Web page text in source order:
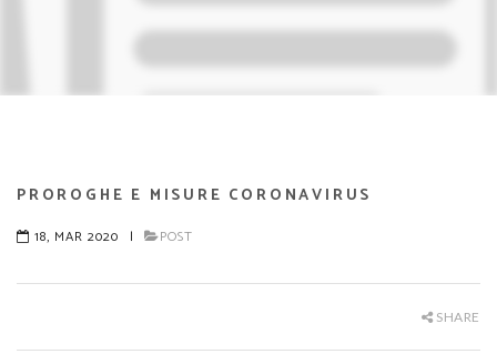
PROROGHE E MISURE CORONAVIRUS
18, MAR 2020 | POST
SHARE